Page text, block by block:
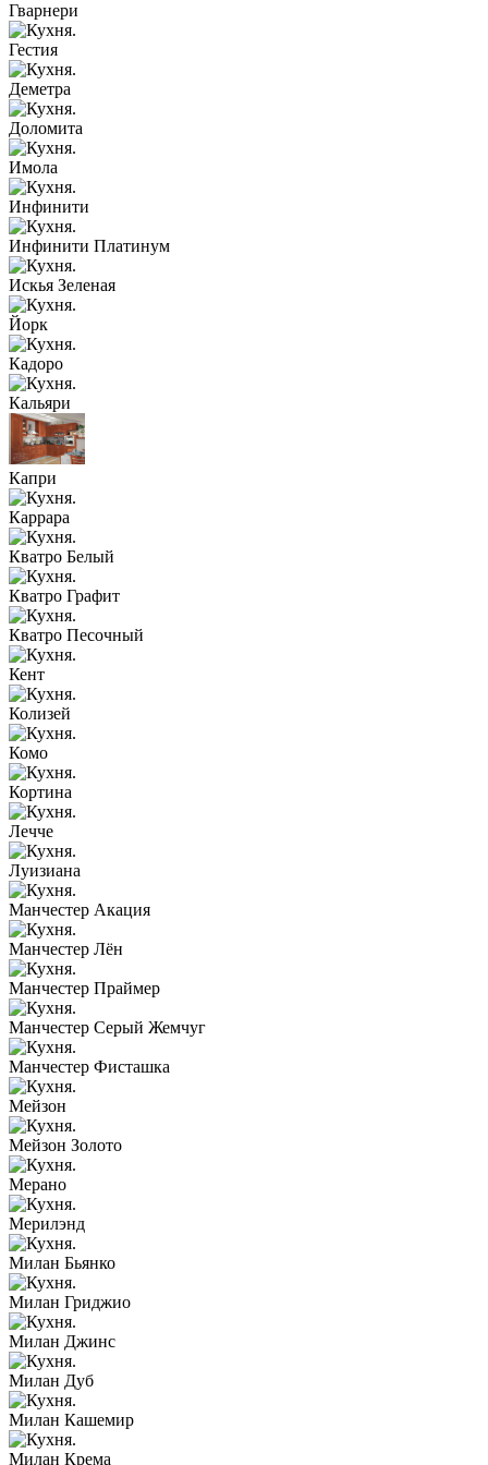
Гварнери
Гестия
Деметра
Доломита
Имола
Инфинити
Инфинити Платинум
Искья Зеленая
Йорк
Кадоро
Кальяри
Капри
Каррара
Кватро Белый
Кватро Графит
Кватро Песочный
Кент
Колизей
Комо
Кортина
Лечче
Луизиана
Манчестер Акация
Манчестер Лён
Манчестер Праймер
Манчестер Серый Жемчуг
Манчестер Фисташка
Мейзон
Мейзон Золото
Мерано
Мерилэнд
Милан Бьянко
Милан Гриджио
Милан Джинс
Милан Дуб
Милан Кашемир
Милан Крема